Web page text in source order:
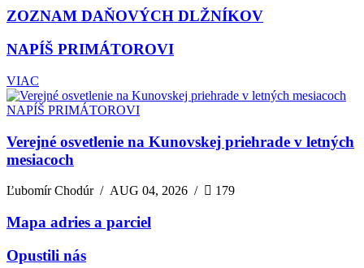
ZOZNAM DAŇOVÝCH DLŽNÍKOV
NAPÍŠ PRIMÁTOROVI
VIAC
NAPÍŠ PRIMÁTOROVI
Verejné osvetlenie na Kunovskej priehrade v letných
mesiacoch
Ľubomír Chodúr /AUG 04, 2026 / 179
Mapa adries a parciel
Opustili nás